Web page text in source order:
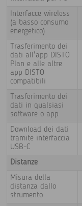
Interfacce wireless
(a basso consumo
energetico)
Trasferimento dei
dati all'app DISTO
Plan e alle altre
app DISTO
compatibili
Trasferimento dei
dati in qualsiasi
software o app
Download dei dati
tramite interfaccia
USB-C
Distanze
Misura della
distanza dallo
strumento